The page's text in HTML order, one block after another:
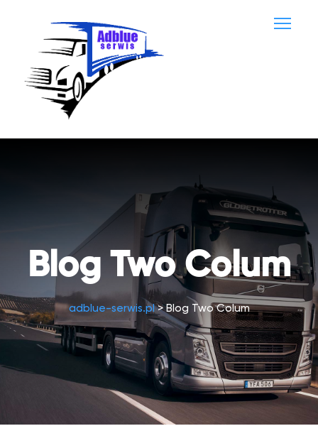
Blog Two Colum
adblue-serwis.pl>Blog Two Colum